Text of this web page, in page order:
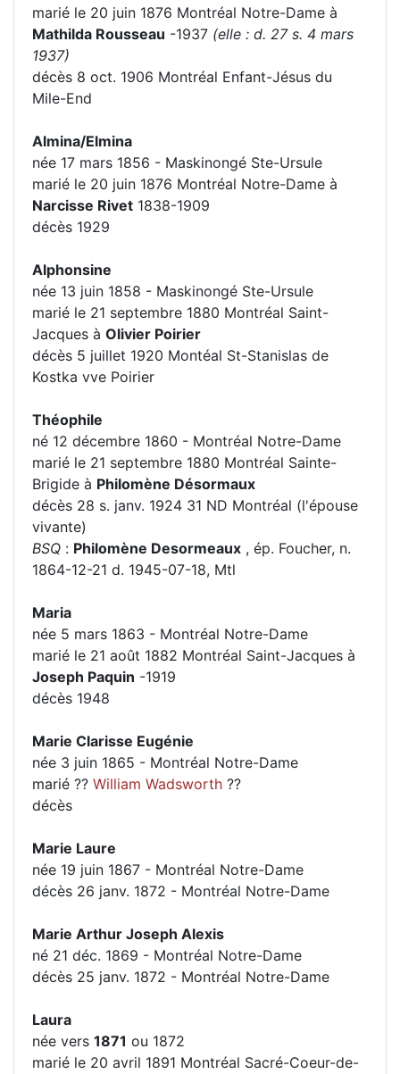
marié le 20 juin 1876 Montréal Notre-Dame à
Mathilda Rousseau -1937 (elle : d. 27 s. 4 mars
1937)
décès 8 oct. 1906 Montréal Enfant-Jésus du
Mile-End
Almina/Elmina
née 17 mars 1856 - Maskinongé Ste-Ursule
marié le 20 juin 1876 Montréal Notre-Dame à
Narcisse Rivet 1838-1909
décès 1929
Alphonsine
née 13 juin 1858 - Maskinongé Ste-Ursule
marié le 21 septembre 1880 Montréal Saint-
Jacques à Olivier Poirier
décès 5 juillet 1920 Montéal St-Stanislas de
Kostka vve Poirier
Théophile
né 12 décembre 1860 - Montréal Notre-Dame
marié le 21 septembre 1880 Montréal Sainte-
Brigide à Philomène Désormaux
décès 28 s. janv. 1924 31 ND Montréal (l'épouse
vivante)
BSQ : Philomène Desormeaux , ép. Foucher, n.
1864-12-21 d. 1945-07-18, Mtl
Maria
née 5 mars 1863 - Montréal Notre-Dame
marié le 21 août 1882 Montréal Saint-Jacques à
Joseph Paquin -1919
décès 1948
Marie Clarisse Eugénie
née 3 juin 1865 - Montréal Notre-Dame
marié ?? William Wadsworth ??
décès
Marie Laure
née 19 juin 1867 - Montréal Notre-Dame
décès 26 janv. 1872 - Montréal Notre-Dame
Marie Arthur Joseph Alexis
né 21 déc. 1869 - Montréal Notre-Dame
décès 25 janv. 1872 - Montréal Notre-Dame
Laura
née vers 1871 ou 1872
marié le 20 avril 1891 Montréal Sacré-Coeur-de-